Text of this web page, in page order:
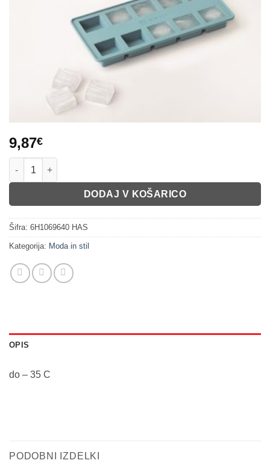
9,87€
Model za led kocke Seat količina
DODAJ V KOŠARICO
Šifra: 6H1069640 HAS
Kategorija: Moda in stil
OPIS
do – 35 C
PODOBNI IZDELKI